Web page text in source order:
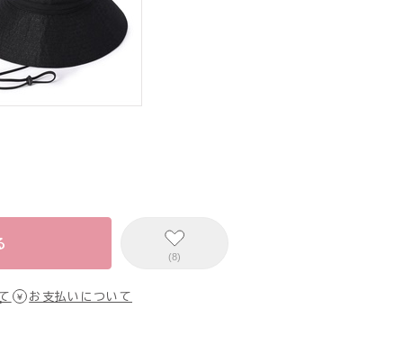
(8)
お支払いについて